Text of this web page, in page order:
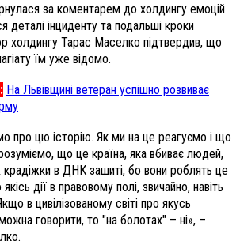
за коментарем до холдингу емоцій
деталі інциденту та подальші кроки
холдингу Тарас Маселко підтвердив, що
їм уже відомо.
На Львівщині ветеран успішно розвиває
про цю історію. Як ми на це реагуємо і що
що це країна, яка вбиває людей,
крадіжки в ДНК зашиті, бо вони роблять це
дії в правовому полі, звичайно, навіть
в цивілізованому світі про якусь
говорити, то "на болотах" – ні», –